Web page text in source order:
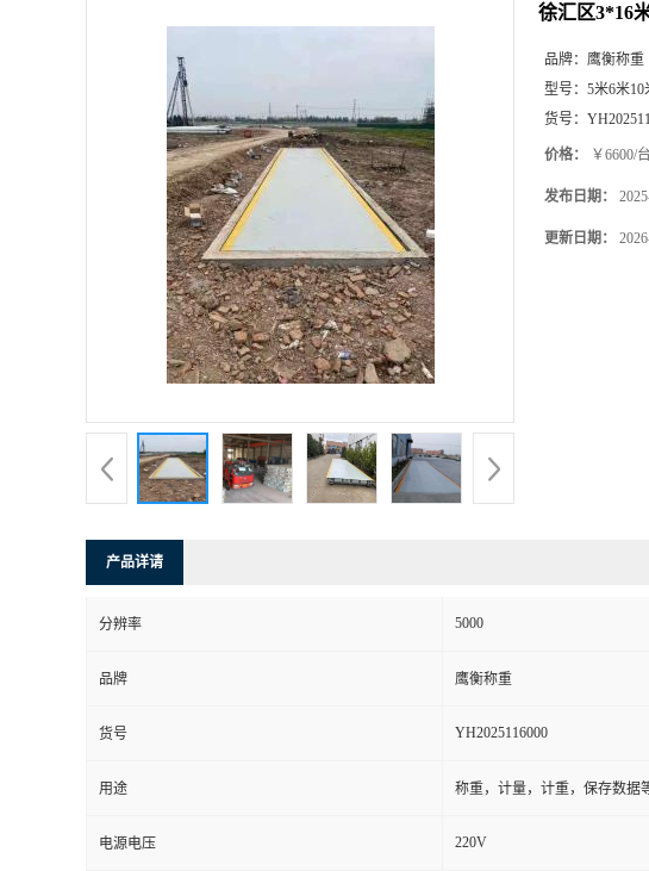
徐汇区3*16
品牌： 鹰衡称重
型号： 5米6米10
货号：
价格： ￥6600/台
发布日期：
更新日期：
产品详请
分辨率 5000
品牌 鹰衡称重
货号 YH2025116000
用途 称重，计量，计重，保存数据
电源电压 220V